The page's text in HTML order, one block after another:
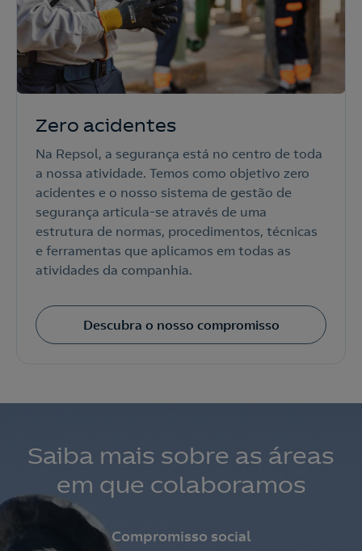
Zero acidentes
Na Repsol, a segurança está no centro de toda
a nossa atividade. Temos como objetivo zero
acidentes e o nosso sistema de gestão de
segurança articula-se através de uma
estrutura de normas, procedimentos, técnicas
e ferramentas que aplicamos em todas as
atividades da companhia.
Descubra o nosso compromisso
Saiba mais sobre as áreas
em que colaboramos
Compromisso social